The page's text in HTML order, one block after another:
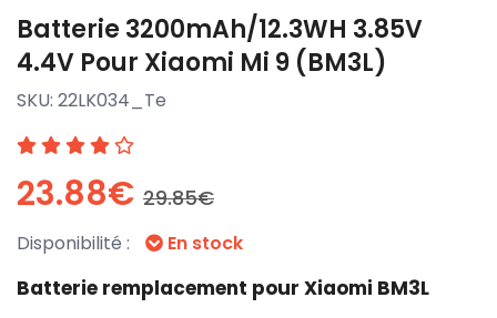
Batterie 3200mAh/12.3WH 3.85V
4.4V Pour Xiaomi Mi 9 (BM3L)
SKU: 22LK034_Te
23.88€ 29.85€
Disponibilité : En stock
Batterie remplacement pour Xiaomi BM3L